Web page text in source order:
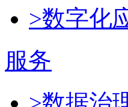
>数字化
服务